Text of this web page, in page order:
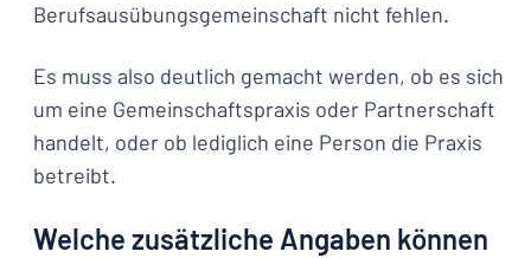
Berufsausübungsgemeinschaft nicht fehlen.
Es muss also deutlich gemacht werden, ob es sich
um eine Gemeinschaftspraxis oder Partnerschaft
handelt, oder ob lediglich eine Person die Praxis
betreibt.
Welche zusätzliche Angaben können